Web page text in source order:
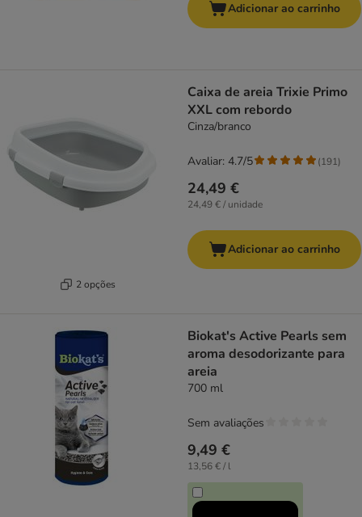
Adicionar ao carrinho
2 opções
Caixa de areia Trixie Primo
XXL com rebordo
Cinza/branco
24,49 €
24,49 € / unidade
Avaliar: 4.7/5 (191)
Adicionar ao carrinho
Biokat's Active Pearls sem
aroma desodorizante para
areia
700 ml
9,49 €
13,56 € / l
Sem avaliações